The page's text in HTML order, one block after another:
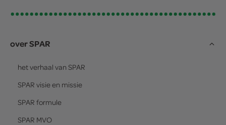
over SPAR
het verhaal van SPAR
SPAR visie en missie
SPAR formule
SPAR MVO